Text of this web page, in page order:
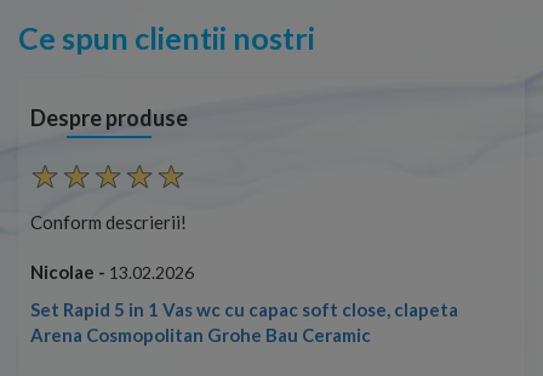
Ce spun clientii nostri
Despre produse
Conform descrierii!
Nicolae - 13.02.2026
Set Rapid 5 in 1 Vas wc cu capac soft close, clapeta
Arena Cosmopolitan Grohe Bau Ceramic